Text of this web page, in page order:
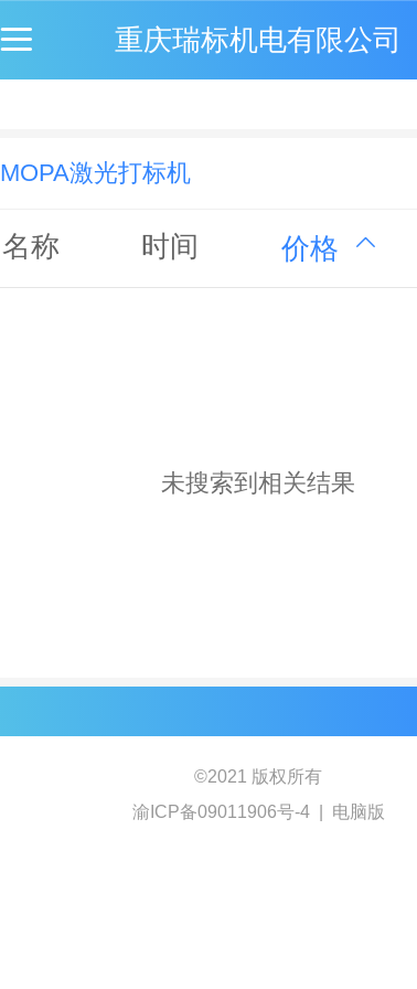
重庆瑞标机电有限公司
MOPA激光打标机
名称 时间 价格
未搜索到相关结果
©2021 版权所有
渝ICP备09011906号-4
电脑版